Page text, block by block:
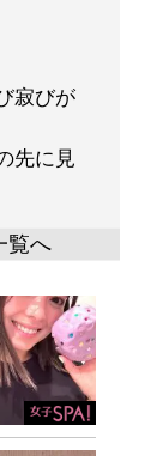
寂びが
先に見
覧へ